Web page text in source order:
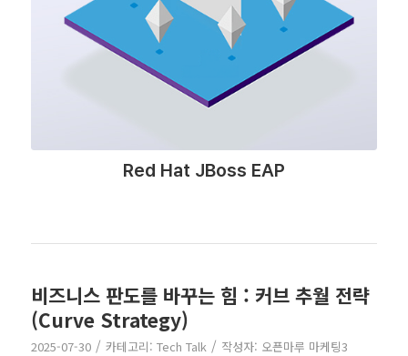
Red Hat JBoss EAP
비즈니스 판도를 바꾸는 힘 : 커브 추월 전략
(Curve Strategy)
2025-07-30 / 카테고리: Tech Talk / 작성자: 오픈마루 마케팅3